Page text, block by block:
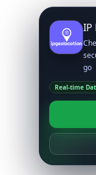
IP
go
Real-time